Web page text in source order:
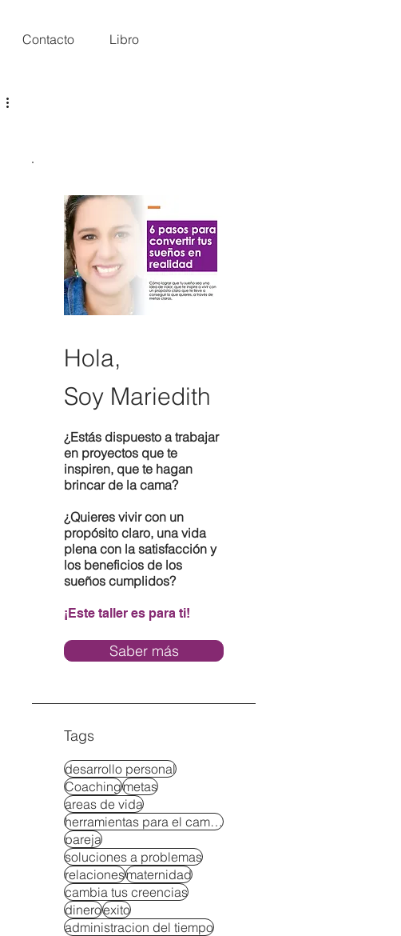
Contacto Libro
Hola,
Soy Mariedith
¿Estás dispuesto a trabajar
en proyectos que te
inspiren, que te hagan
brincar de la cama?
¿Quieres vivir con un
propósito claro, una vida
plena con la satisfacción y
los beneficios de los
sueños cumplidos?
¡Este taller es para ti!
Saber más
Tags
desarrollo personal
Coachingmetas
areas de vida
herramientas para el cambio
pareja
soluciones a problemas
relacionesmaternidad
cambia tus creencias
dineroexito
administracion del tiempo